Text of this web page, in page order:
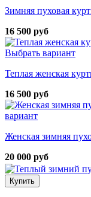
Зимняя пуховая
16 500 руб
Выбрать вариант
Теплая женская
16 500 руб
вариант
Женская зимняя
20 000 руб
Купить